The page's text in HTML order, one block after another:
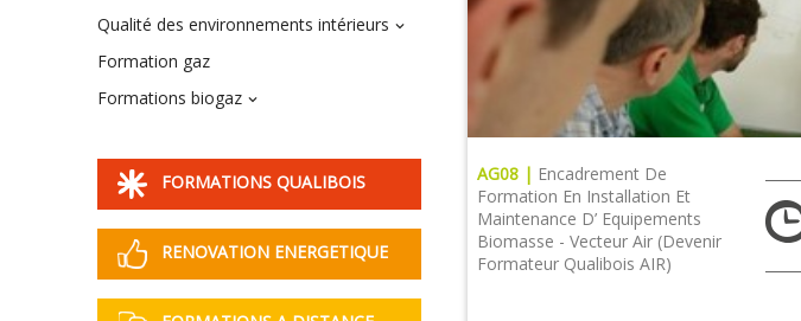
Qualité des environnements intérieurs 
Formation gaz
Formations biogaz 
FORMATIONS QUALIBOIS
RENOVATION ENERGETIQUE
AG08 | Encadrement De
Formation En Installation Et
Maintenance D’ Equipements
Biomasse - Vecteur Air (Devenir
Formateur Qualibois AIR)